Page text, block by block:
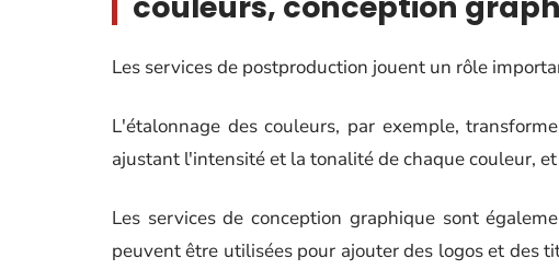
Les services de postproduction jouent un rôle
L'étalonnage des couleurs, par exemple,
ajustant l'intensité et la tonalité de chaque couleur,
Les services de conception graphique sont
peuvent être utilisées pour ajouter des logos et des